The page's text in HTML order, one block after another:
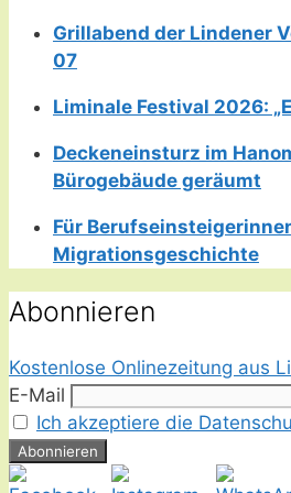
Grillabend der Lindener
07
Liminale Festival 2026:
Deckeneinsturz im
Bürogebäude geräumt
Für
Migrationsgeschichte
Abonnieren
Kostenlose Onlinezeitung aus
E-Mail
Ich akzeptiere die